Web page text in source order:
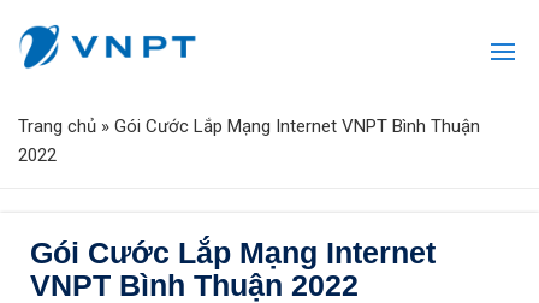
Trang chủ » Gói Cước Lắp Mạng Internet VNPT Bình Thuận
2022
Gói Cước Lắp Mạng Internet
VNPT Bình Thuận 2022